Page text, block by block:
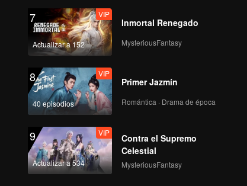
7
Actualizar a 152
VIP
Inmortal Renegado
MysteriousFantasy
8
40 episodios
VIP
Primer Jazmín
Romántica · Drama de época
9
Actualizar a 534
VIP
Contra el Supremo
Celestial
MysteriousFantasy